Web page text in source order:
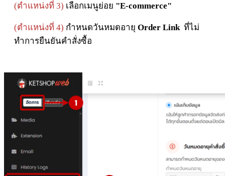
(ตำแหน่งที่ 3) เลือกเมนูย่อย "E-commerce"
(ตำแหน่งที่ 4) กำหนดวันหมดอายุ Order Link ที่ไม่
ทำการยืนยันคำสั่งซื้อ